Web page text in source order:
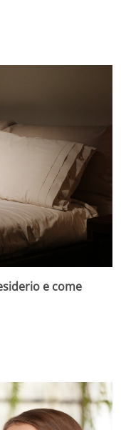
e come